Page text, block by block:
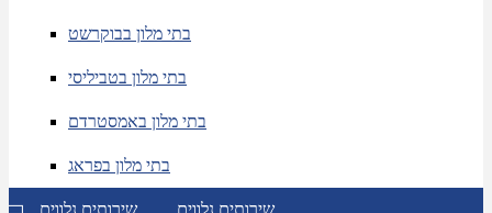
בתי מלון בבוקרשט
בתי מלון בטביליסי
בתי מלון באמסטרדם
בתי מלון בפראג
שירותים נלווים שירותים נלווים